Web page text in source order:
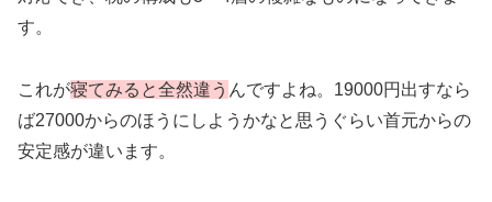
す。
これが寝てみると全然違う んですよね。19000円出すなら
ば27000からのほうにしようかなと思うぐらい首元からの
安定感が違います。